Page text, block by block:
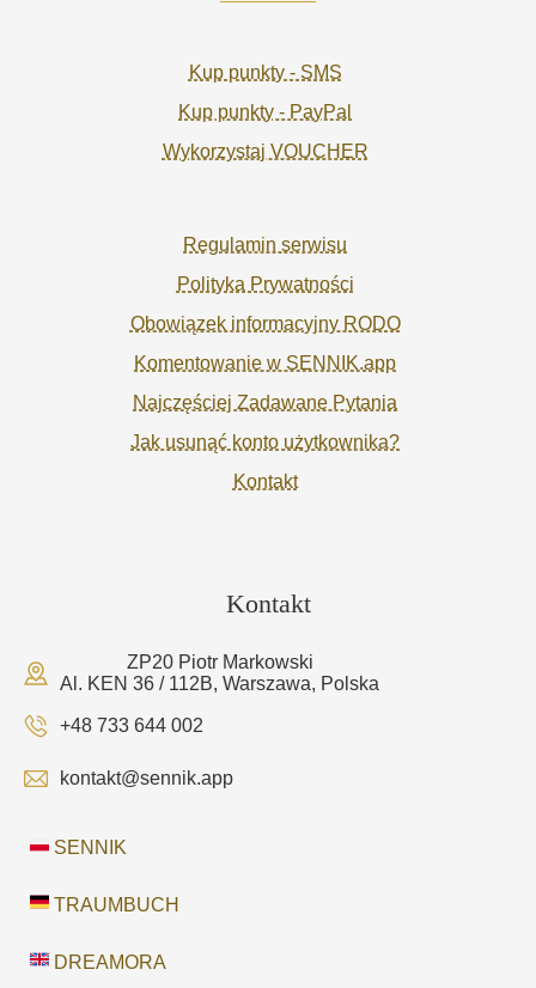
Kup punkty - SMS
Kup punkty - PayPal
Wykorzystaj VOUCHER
Regulamin serwisu
Polityka Prywatności
Obowiązek informacyjny RODO
Komentowanie w SENNIK.app
Najczęściej Zadawane Pytania
Jak usunąć konto użytkownika?
Kontakt
Kontakt
ZP20 Piotr Markowski
Al. KEN 36 / 112B, Warszawa, Polska
+48 733 644 002
kontakt@sennik.app
SENNIK
TRAUMBUCH
DREAMORA